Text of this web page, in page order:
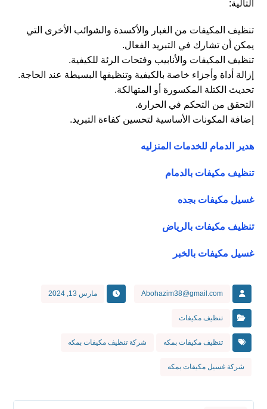
التالية:
تنظيف المكيفات من الغبار والأكسدة والشوائب الأخرى التي
يمكن أن تشارك في التبريد الفعال.
تنظيف المكيفات والأنابيب وفتحات الرئة للكيفية.
إزالة أداة وأجزاء خاصة بالكيفية وتنظيفها البسيطة عند الحاجة.
تحديث الكتلة المكسورة أو المتهالكة.
التحقق من التحكم في الحرارة.
إضافة المكونات الأساسية لتحسين كفاءة التبريد.
هدير الدمام للخدمات المنزليه
تنظيف مكيفات بالدمام
غسيل مكيفات بجده
تنظيف مكيفات بالرياض
غسيل مكيفات بالخبر
Abohazim38@gmail.com مارس 13, 2024
تنظيف مكيفات
تنظيف مكيفات بمكه شركة تنظيف مكيفات بمكه
شركة غسيل مكيفات بمكه